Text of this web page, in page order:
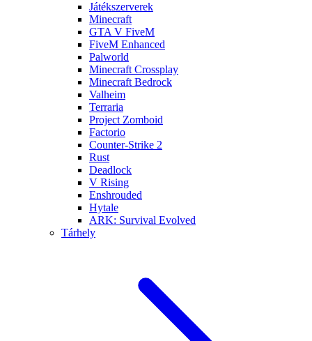
Játékszerverek
Minecraft
GTA V FiveM
FiveM Enhanced
Palworld
Minecraft Crossplay
Minecraft Bedrock
Valheim
Terraria
Project Zomboid
Factorio
Counter-Strike 2
Rust
Deadlock
V Rising
Enshrouded
Hytale
ARK: Survival Evolved
Tárhely